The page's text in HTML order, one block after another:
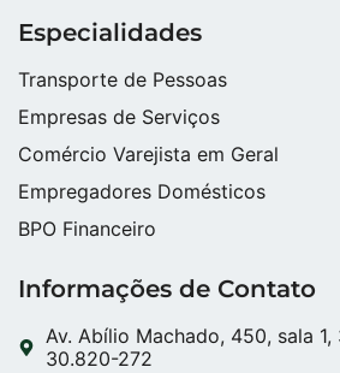
Especialidades
Transporte de Pessoas
Empresas de Serviços
Comércio Varejista em Geral
Empregadores Domésticos
BPO Financeiro
Informações de Contato
Av. Abílio Machado, 450, sala 1,
30.820-272